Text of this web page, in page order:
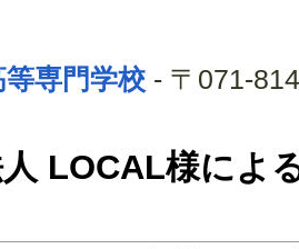
専門学校 - 〒071-
LOCAL様によ